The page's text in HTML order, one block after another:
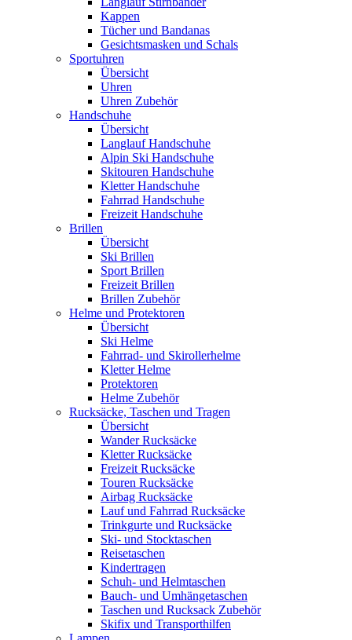
Kappen
Tücher und Bandanas
Gesichtsmasken und Schals
Sportuhren
Übersicht
Uhren
Uhren Zubehör
Handschuhe
Übersicht
Langlauf Handschuhe
Alpin Ski Handschuhe
Skitouren Handschuhe
Kletter Handschuhe
Fahrrad Handschuhe
Freizeit Handschuhe
Brillen
Übersicht
Ski Brillen
Sport Brillen
Freizeit Brillen
Brillen Zubehör
Helme und Protektoren
Übersicht
Ski Helme
Fahrrad- und Skirollerhelme
Kletter Helme
Protektoren
Helme Zubehör
Rucksäcke, Taschen und Tragen
Übersicht
Wander Rucksäcke
Kletter Rucksäcke
Freizeit Rucksäcke
Touren Rucksäcke
Airbag Rucksäcke
Lauf und Fahrrad Rucksäcke
Trinkgurte und Rucksäcke
Ski- und Stocktaschen
Reisetaschen
Kindertragen
Schuh- und Helmtaschen
Bauch- und Umhängetaschen
Taschen und Rucksack Zubehör
Skifix und Transporthilfen